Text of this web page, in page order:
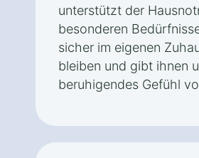
unterstützt der
besonderen
sicher im eigenen
bleiben und gibt ihnen
beruhigendes Gefühl